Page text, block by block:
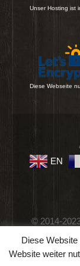
Unser Hosting ist
Diese Webseite
EN
© 2014-
Diese
Website weiter